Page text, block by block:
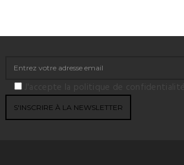
J'accepte la politique de confidentialité.